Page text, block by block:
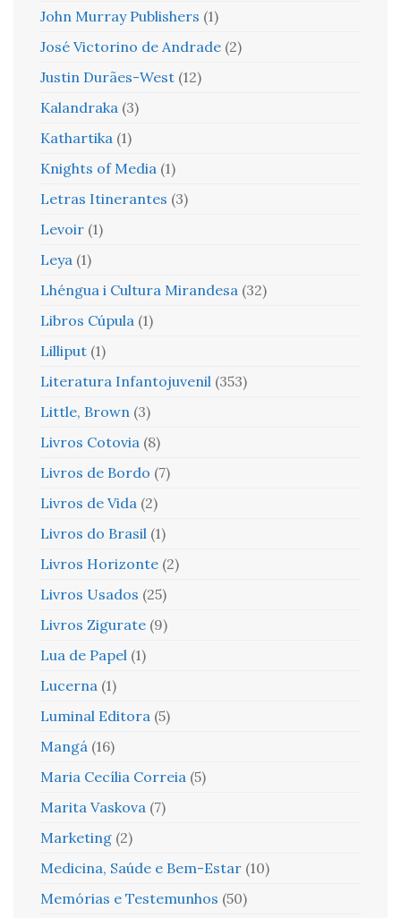
John Murray Publishers (1)
José Victorino de Andrade (2)
Justin Durães-West (12)
Kalandraka (3)
Kathartika (1)
Knights of Media (1)
Letras Itinerantes (3)
Levoir (1)
Leya (1)
Lhéngua i Cultura Mirandesa (32)
Libros Cúpula (1)
Lilliput (1)
Literatura Infantojuvenil (353)
Little, Brown (3)
Livros Cotovia (8)
Livros de Bordo (7)
Livros de Vida (2)
Livros do Brasil (1)
Livros Horizonte (2)
Livros Usados (25)
Livros Zigurate (9)
Lua de Papel (1)
Lucerna (1)
Luminal Editora (5)
Mangá (16)
Maria Cecília Correia (5)
Marita Vaskova (7)
Marketing (2)
Medicina, Saúde e Bem-Estar (10)
Memórias e Testemunhos (50)